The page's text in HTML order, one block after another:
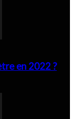
en 2022 ?